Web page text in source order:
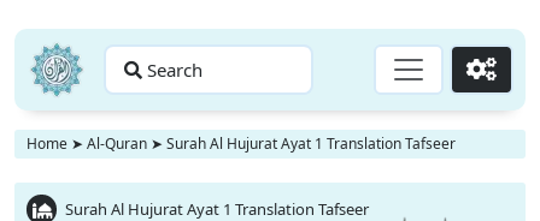
Search Go
Home ➤ Al-Quran ➤ Surah Al Hujurat Ayat 1 Translation Tafseer
Surah Al Hujurat Ayat 1 Translation Tafseer